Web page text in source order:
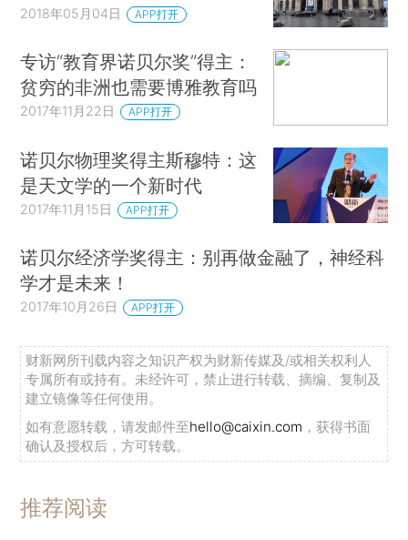
2018年05月04日 APP打开
专访“教育界诺贝尔奖”得主：
贫穷的非洲也需要博雅教育吗
2017年11月22日 APP打开
诺贝尔物理奖得主斯穆特：这
是天文学的一个新时代
2017年11月15日 APP打开
诺贝尔经济学奖得主：别再做金融了，神经科
学才是未来！
2017年10月26日 APP打开
财新网所刊载内容之知识产权为财新传媒及/或相关权利人
专属所有或持有。未经许可，禁止进行转载、摘编、复制及
建立镜像等任何使用。
如有意愿转载，请发邮件至hello@caixin.com ，获得书面
确认及授权后，方可转载。
推荐阅读